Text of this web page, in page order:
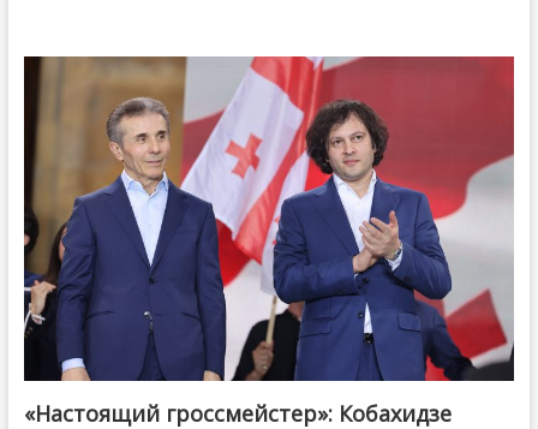
@ქართული ოცნება / Georgian Dream
«Настоящий гроссмейстер»: Кобахидзе